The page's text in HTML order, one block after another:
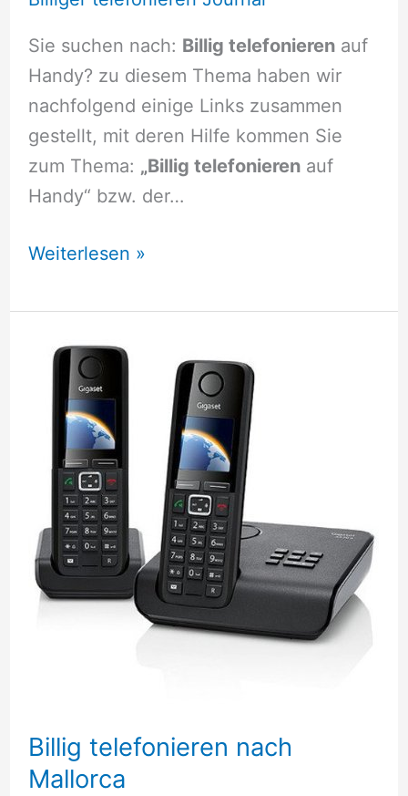
Sie suchen nach: Billig telefonierenauf
Handy? zu diesem Thema haben wir
nachfolgend einige Links zusammen
gestellt, mit deren Hilfe kommen Sie
zum Thema: „Billig telefonierenauf
Handy“ bzw. der…
Billig
auf
Handy
Weiterlesen »
Billig telefonieren nach
Mallorca